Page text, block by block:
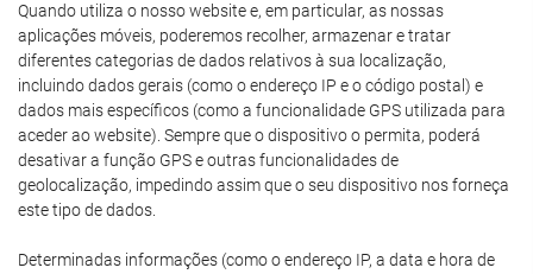
Quando utiliza o nosso website e, em particular, as nossas
aplicações móveis, poderemos recolher, armazenar e tratar
diferentes categorias de dados relativos à sua localização,
incluindo dados gerais (como o endereço IP e o código postal) e
dados mais específicos (como a funcionalidade GPS utilizada para
aceder ao website). Sempre que o dispositivo o permita, poderá
desativar a função GPS e outras funcionalidades de
geolocalização, impedindo assim que o seu dispositivo nos forneça
este tipo de dados.
Determinadas informações (como o endereço IP, a data e hora de